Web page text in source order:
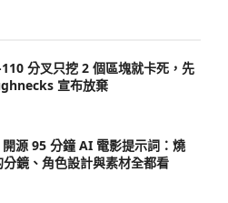
分叉只挖 2 個區塊就卡死，先
宣布放棄
源 95 分鐘 AI 電影提示詞：燒
鏡、角色設計與素材全都看